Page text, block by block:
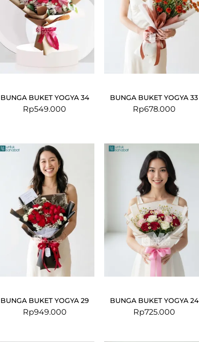
BUNGA BUKET YOGYA 34
Rp549.000
BUNGA BUKET YOGYA 33
Rp678.000
BUNGA BUKET YOGYA 29
Rp949.000
BUNGA BUKET YOGYA 24
Rp725.000